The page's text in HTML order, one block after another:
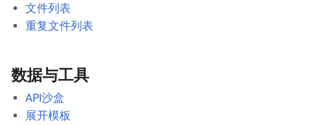
文件列表
重复文件列表
数据与工具
API沙盒
展开模板